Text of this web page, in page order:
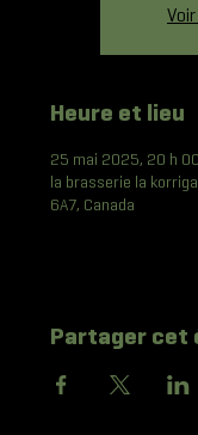
Heure et lieu
25 mai 2025, 20 h
la brasserie la
6A7, Canada
Partager cet